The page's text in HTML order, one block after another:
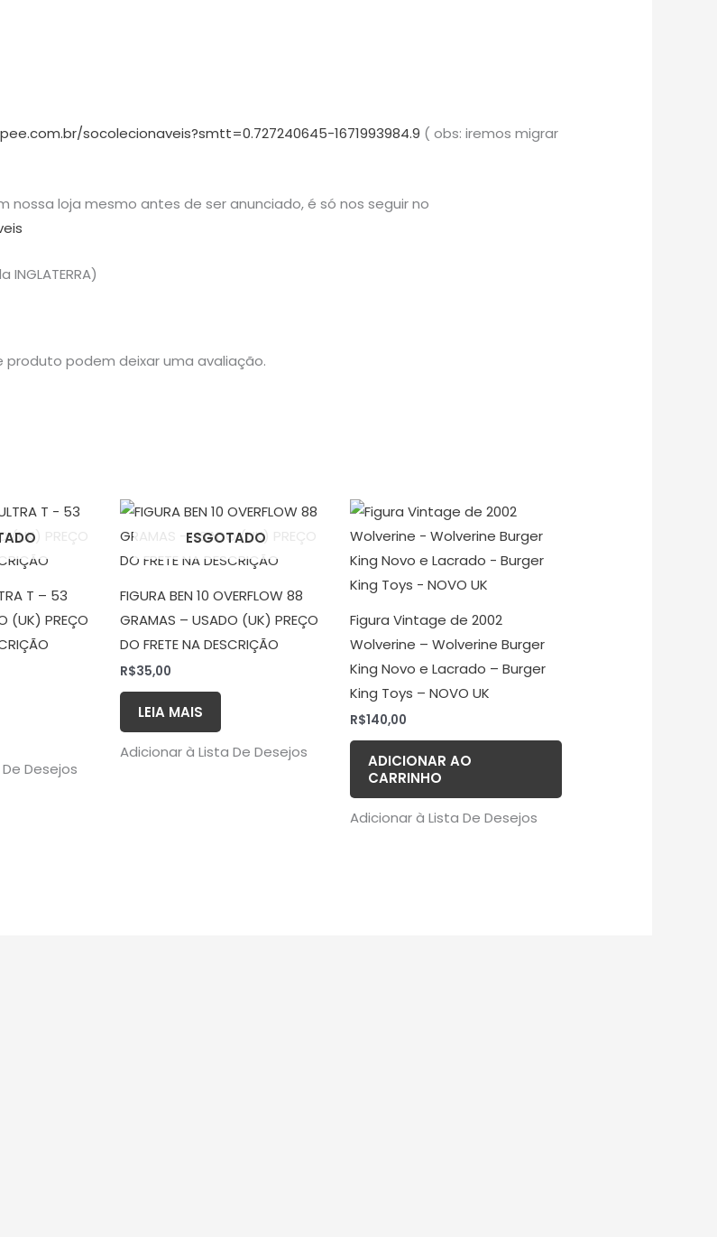
socolecionaveis?smtt=0.727240645-1671993984.9 ( obs: iremos migrar
nossa loja mesmo antes de ser anunciado, é só nos seguir no
podem deixar uma avaliação.
T – 53
(UK) PREÇO
Desejos
ESGOTADO
FIGURA BEN 10 OVERFLOW 88
GRAMAS – USADO (UK) PREÇO
DO FRETE NA DESCRIÇÃO
R$35,00
LEIA MAIS
Adicionar à Lista De Desejos
Figura Vintage de 2002
Wolverine – Wolverine Burger
King Novo e Lacrado – Burger
King Toys – NOVO UK
R$140,00
ADICIONAR AO
CARRINHO
Adicionar à Lista De Desejos